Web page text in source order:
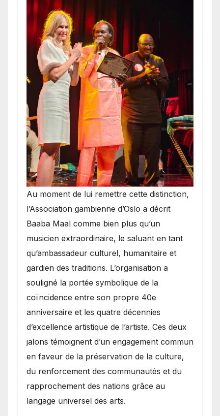
​Au moment de lui remettre cette distinction,
l’Association gambienne d’Oslo a décrit
Baaba Maal comme bien plus qu’un
musicien extraordinaire, le saluant en tant
qu’ambassadeur culturel, humanitaire et
gardien des traditions. L’organisation a
souligné la portée symbolique de la
coïncidence entre son propre 40e
anniversaire et les quatre décennies
d’excellence artistique de l’artiste. Ces deux
jalons témoignent d’un engagement commun
en faveur de la préservation de la culture,
du renforcement des communautés et du
rapprochement des nations grâce au
langage universel des arts.